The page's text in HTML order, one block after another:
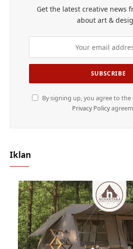
Get the latest creative news
about art &
By signing up, you agree to
Privacy Policy
Iklan